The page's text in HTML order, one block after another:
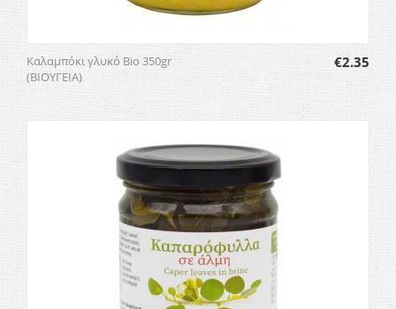
Καλαμπόκι γλυκό Bio 350gr
(ΒΙΟΥΓΕΙΑ)
€2.35